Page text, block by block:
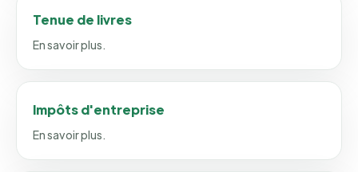
Tenue de livres
En savoir plus.
Impôts d'entreprise
En savoir plus.